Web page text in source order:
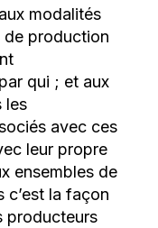
modalités
de production
qui ; et aux
les
avec ces
leur propre
ensembles de
c’est la façon
producteurs